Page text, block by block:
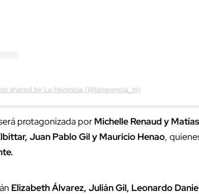
shared by La Herencia (@laherencia_tv)
protagonizada por Michelle Renaud y
Juan Pablo Gil y Mauricio Henao,
Elizabeth Álvarez, Julián Gil, Leonardo